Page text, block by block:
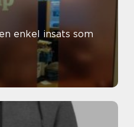
enkel insats som